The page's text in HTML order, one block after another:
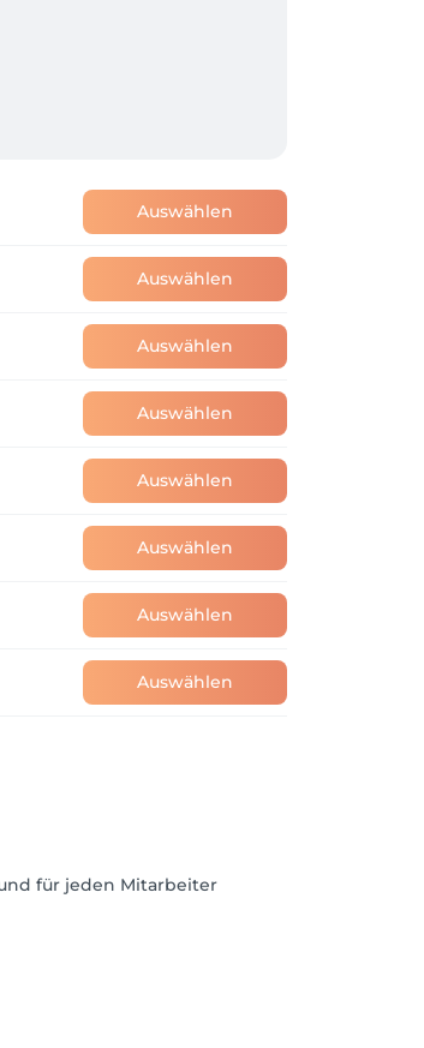
an.
– mit Herz, Diskretion und
passt.
Auswählen
Auswählen
Auswählen
Auswählen
Auswählen
Auswählen
Auswählen
Auswählen
für jeden Mitarbeiter